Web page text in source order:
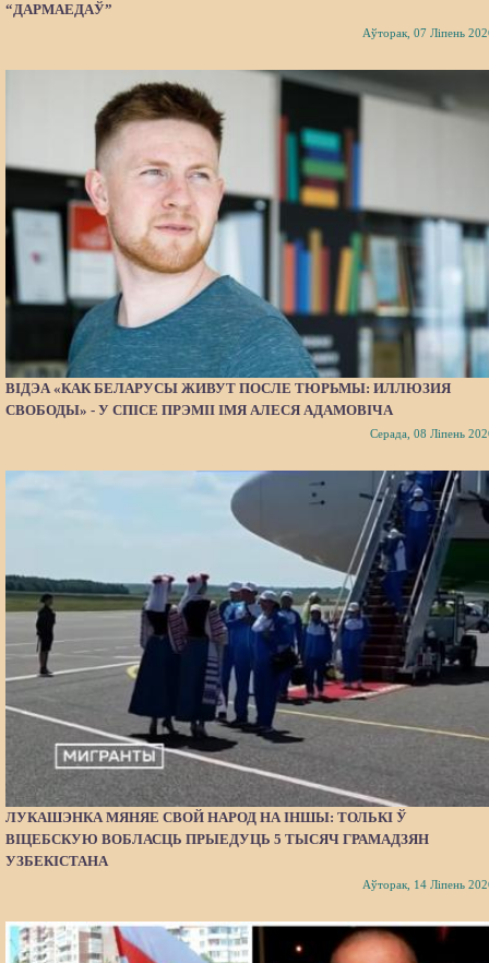
“ДАРМАЕДАЎ”
Аўторак, 07 Ліпень
ВІДЭА «КАК БЕЛАРУСЫ ЖИВУТ ПОСЛЕ ТЮРЬМЫ: ИЛЛЮЗИЯ
СВОБОДЫ» - У СПІСЕ ПРЭМІІ ІМЯ АЛЕСЯ АДАМОВІЧА
Серада, 08 Ліпень
ЛУКАШЭНКА МЯНЯЕ СВОЙ НАРОД НА ІНШЫ: ТОЛЬКІ Ў
ВІЦЕБСКУЮ ВОБЛАСЦЬ ПРЫЕДУЦЬ 5 ТЫСЯЧ ГРАМАДЗЯН
УЗБЕКІСТАНА
Аўторак, 14 Ліпень